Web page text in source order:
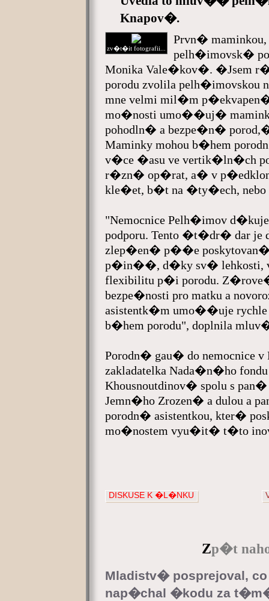
Knapov�.
zv�t�it fotografii...
Prvn�
pelh�imovsk�
Monika Vale�kov�. �Jsem
porodu zvolila pelh�imovskou
mne velmi mil�m
mo�nosti umo��uj�
pohodln� a bezpe�n�
Maminky mohou b�hem
v�ce �asu ve vertik�ln�ch
r�zn� op�rat, a� v
kle�et, b�t na �ty�ech,
"Nemocnice Pelh�imov
podporu. Tento �t�dr� dar
zlep�en� p��e
p�in��, d�ky sv� lehkosti,
flexibilitu p�i porodu.
bezpe�nosti pro matku a
asistentk�m umo��uje
b�hem porodu", doplnila
Porodn� gau� do nemocnice
zakladatelka Nada�n�ho
Khousnoutdinov� spolu s
Jemn�ho Zrozen� a dulou a
porodn� asistentkou, kter�
mo�nostem vyu�it� t�to
DISKUSE K �L�NKU
Zp�t
Mladistv� posprejoval,
nap�chal �kodu za